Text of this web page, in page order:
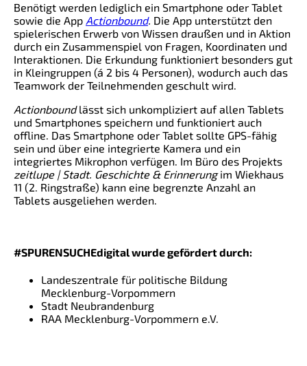
Benötigt werden lediglich ein Smartphone oder Tablet
sowie die App Actionbound. Die App unterstützt den
spielerischen Erwerb von Wissen draußen und in Aktion
durch ein Zusammenspiel von Fragen, Koordinaten und
Interaktionen. Die Erkundung funktioniert besonders gut
in Kleingruppen (á 2 bis 4 Personen), wodurch auch das
Teamwork der Teilnehmenden geschult wird.
Actionboundlässt sich unkompliziert auf allen Tablets
und Smartphones speichern und funktioniert auch
offline. Das Smartphone oder Tablet sollte GPS-fähig
sein und über eine integrierte Kamera und ein
integriertes Mikrophon verfügen. Im Büro des Projekts
zeitlupe | Stadt. Geschichte & Erinnerungim Wiekhaus
11 (2. Ringstraße) kann eine begrenzte Anzahl an
Tablets ausgeliehen werden.
#SPURENSUCHEdigital wurde gefördert durch:
Landeszentrale für politische Bildung
Mecklenburg-Vorpommern
Stadt Neubrandenburg
RAA Mecklenburg-Vorpommern e.V.